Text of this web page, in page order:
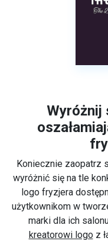
Wyróżnij
Koniecznie zaopatrz
wyróżnić się na tle
logo fryzjera
użytkownikom w
marki dla ich
kreatorowi logoz